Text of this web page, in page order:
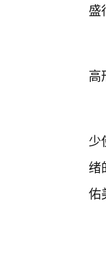
盛
高
少
绪
佑